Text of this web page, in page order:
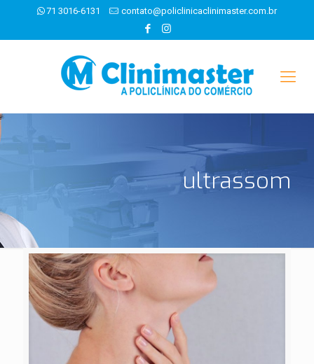
71 3016-6131 contato@policlinicaclinimaster.com.br
ultrassom